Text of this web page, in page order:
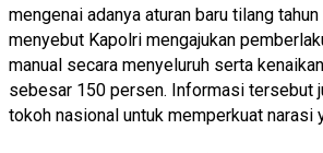
mengenai adanya aturan baru tilang
menyebut Kapolri mengajukan
manual secara menyeluruh serta
sebesar 150 persen. Informasi tersebut
tokoh nasional untuk memperkuat narasi